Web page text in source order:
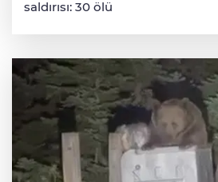
saldırısı: 30 ölü